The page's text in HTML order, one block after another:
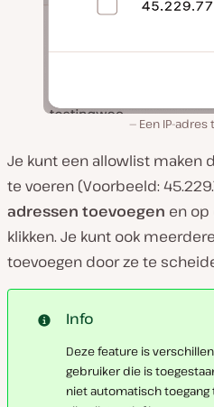
Een IP-
Je kunt een allowlist maken
te voeren (Voorbeeld:
adressen toevoegen en op
klikken. Je kunt ook
toevoegen door ze te
Info
Deze feature is
gebruiker die is
niet automatisch